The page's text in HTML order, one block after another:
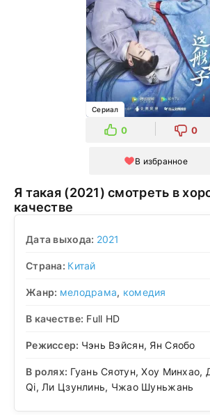
Сериал
0 0
В избранное
Я такая (2021) смотреть в хорошем
качестве
Дата выхода: 2021
Страна: Китай
Жанр: мелодрама, комедия
В качестве: Full HD
Режиссер: Чэнь Вэйсян, Ян Сяобо
В ролях: Гуань Сяотун, Хоу Минхао,
Qi, Ли Цзунлинь, Чжао Шуньжань